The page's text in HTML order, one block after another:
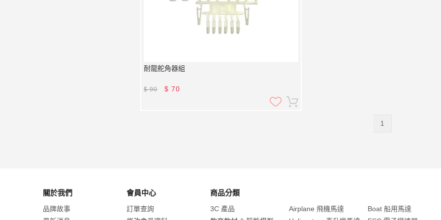
耐龍舵角器組
$90 $ 70
1
關於我們
品牌故事
會員中心
訂單查詢
商品分類
3C 產品
Airplane 飛機馬達
Boat 船用馬達